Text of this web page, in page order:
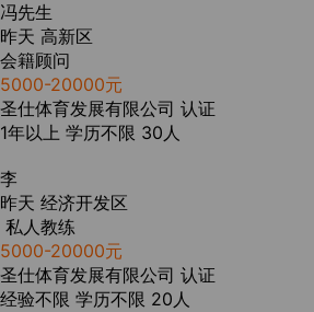
冯先生
昨天 高新区
会籍顾问
5000-20000元
圣仕体育发展有限公司 认证
1年以上 学历不限 30人
李
昨天 经济开发区
私人教练
5000-20000元
圣仕体育发展有限公司 认证
经验不限 学历不限 20人